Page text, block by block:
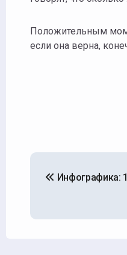
Положительным
если она верна,
Инфографика: